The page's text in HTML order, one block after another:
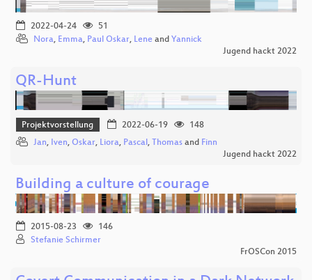
2022-04-24
51
Nora, Emma, Paul Oskar, Lene and Yannick
Jugend hackt 2022
QR-Hunt
Projektvorstellung 2022-06-19
148
Jan, Iven, Oskar, Liora, Pascal, Thomas and Finn
Jugend hackt 2022
Building a culture of courage
2015-08-23
146
Stefanie Schirmer
FrOSCon 2015